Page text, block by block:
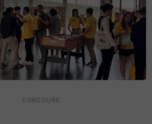
CONCOURS